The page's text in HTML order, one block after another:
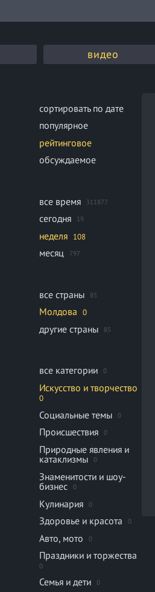
видео
сортировать по дате
популярное
рейтинговое
обсуждаемое
все время 311877
сегодня 19
неделя 108
месяц 797
все страны 85
Молдова 0
другие страны 85
все категории 0
Искусство и творчество
0
Социальные темы 0
Происшествия 0
Природные явления и
катаклизмы
0
Знаменитости и шоу-
бизнес
0
Кулинария 0
Здоровье и красота 0
Авто, мото 0
Праздники и торжества
0
Семья и дети 0